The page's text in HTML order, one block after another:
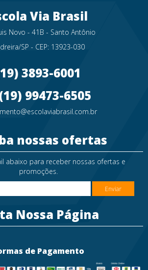
Via Brasil
Novo - 41B - Santo Antônio
SP - CEP: 13923-030
3893-6001
99473-6505
nossas ofertas
abaixo para receber nossas ofertas e
promoções.
Enviar
Nossa Página
de Pagamento